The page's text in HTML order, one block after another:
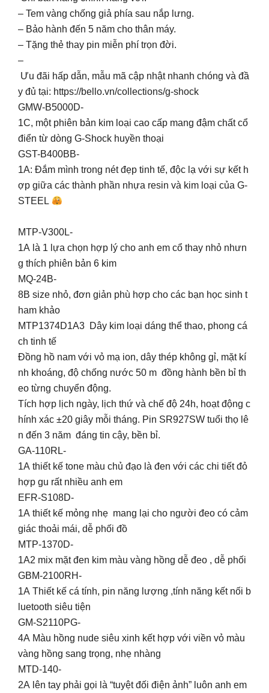
– Tem vàng chống giả phía sau nắp lưng.
– Bảo hành đến 5 năm cho thân máy.
– Tặng thẻ thay pin miễn phí trọn đời.
–
Ưu đãi hấp dẫn, mẫu mã cập nhật nhanh chóng và đầ
y đủ tại: https://bello.vn/collections/g-shock
GMW-B5000D-
1C, một phiên bản kim loại cao cấp mang đậm chất cổ
điển từ dòng G-Shock huyền thoại
GST-B400BB-
1A: Đắm mình trong nét đẹp tinh tế, độc lạ với sự kết h
ợp giữa các thành phần nhựa resin và kim loại của G-
STEEL
MTP-V300L-
1A là 1 lựa chọn hợp lý cho anh em cổ thay nhỏ nhưn
g thích phiên bản 6 kim
MQ-24B-
8B size nhỏ, đơn giản phù hợp cho các bạn học sinh t
ham khảo
MTP1374D1A3 Dây kim loại dáng thể thao, phong cá
ch tinh tế
Đồng hồ nam với vỏ mạ ion, dây thép không gỉ, mặt kí
nh khoáng, độ chống nước 50 m đồng hành bền bỉ th
eo từng chuyển động.
Tích hợp lịch ngày, lịch thứ và chế độ 24h, hoạt động c
hính xác ±20 giây mỗi tháng. Pin SR927SW tuổi thọ lê
n đến 3 năm đáng tin cậy, bền bỉ.
GA-110RL-
1A thiết kế tone màu chủ đạo là đen với các chi tiết đỏ
hợp gu rất nhiều anh em
EFR-S108D-
1A thiết kế mỏng nhẹ mang lại cho người đeo có cảm
giác thoải mái, dễ phối đồ
MTP-1370D-
1A2 mix mặt đen kim màu vàng hồng dễ đeo , dễ phối
GBM-2100RH-
1A Thiết kế cá tính, pin năng lượng ,tính năng kết nối b
luetooth siêu tiện
GM-S2110PG-
4A Màu hồng nude siêu xinh kết hợp với viền vỏ màu
vàng hồng sang trọng, nhẹ nhàng
MTD-140-
2A lên tay phải gọi là “tuyệt đối điện ảnh” luôn anh em